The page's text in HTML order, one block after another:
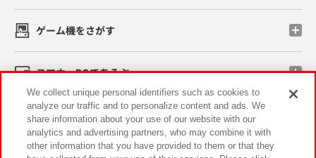
ゲーム機をさがす
スマホ・PCであそぶ
イベント・キャンペーン
We collect unique personal identifiers such as cookies to
analyze our traffic and to personalize content and ads. We
share information about your use of our website with our
analytics and advertising partners, who may combine it with
other information that you have provided to them or that they